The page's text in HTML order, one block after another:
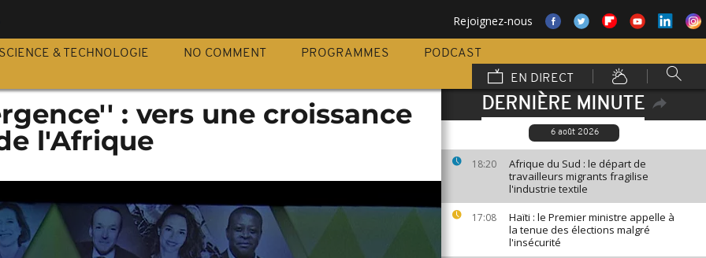
Rejoignez-nous
SCIENCE & TECHNOLOGIE NO COMMENT PROGRAMMES
PODCAST
EN DIRECT
DERNIÈRE MINUTE
6 août 2026
18:20
Afrique du Sud : le départ de
travailleurs migrants fragilise
l'industrie textile
17:08
Haïti : le Premier ministre appelle à
la tenue des élections malgré
l'insécurité
: vers une croissance
l'Afrique